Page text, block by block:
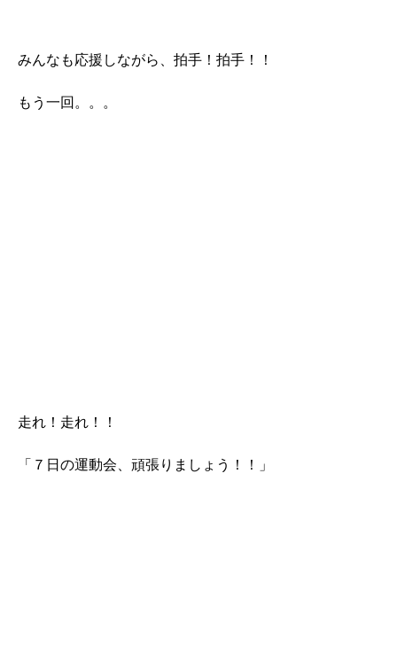
みんなも応援しながら、拍手！拍手！！
もう一回。。。
走れ！走れ！！
「７日の運動会、頑張りましょう！！」